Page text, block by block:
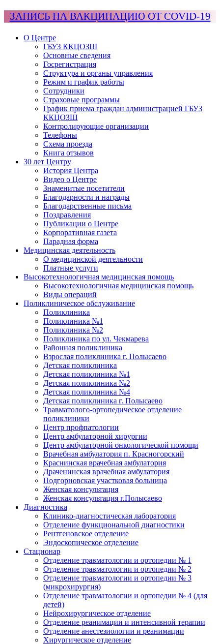
ЗАПИСЬ НА ВАКЦИНАЦИЮ ОТ COVID-19
О Центре
ГБУЗ ККЦОЗШ
Основные сведения
Госрегистрация
Структура и органы управления
Режим и график работы
Сотрудники
Страховые программы
График приема граждан администрацией ГБУЗ
ККЦОЗШ
Контролирующие организации
Телефоны
Схема проезда
Книга отзывов
30 лет Центру
История Центра
Видео о Центре
Знаменитые посетители
Благодарности и награды
Благодарственные письма
Поздравления
Публикации о Центре
Корпоративная газета
Парадная форма
Медицинская деятельность
О медицинской деятельности
Платные услуги
Высокотехнологичная медицинская помощь
Высокотехнологичная медицинская помощь
Виды операций
Поликлиническое обслуживание
Поликлиника
Поликлиника №1
Поликлиника №2
Поликлиника по ул. Чекмарева
Районная поликлиника
Взрослая поликлиника г. Полысаево
Детская поликлиника
Детская поликлиника №1
Детская поликлиника №2
Детская поликлиника №4
Детская поликлиника г. Полысаево
Травматолого-ортопедическое отделение
поликлиники
Центр профпатологии
Центр амбулаторной хирургии
Центр амбулаторной онкологической помощи
Врачебная амбулатория п. Красногорский
Краснинская врачебная амбулатория
Драченинская врачебная амбулатория
Подгорновская участковая больница
Женская консультация
Женская консультация г.Полысаево
Диагностика
Клинико-диагностическая лаборатория
Отделение функциональной диагностики
Рентгеновское отделение
Эндоскопическое отделение
Стационар
Отделение травматологии и ортопедии № 1
Отделение травматологии и ортопедии № 2
Отделение травматологии и ортопедии № 3
(микрохирургия)
Отделение травматологии и ортопедии № 4 (для
детей)
Нейрохирургическое отделение
Отделение реанимации и интенсивной терапии
Отделение анестезиологии и реанимации
Хирургическое отделение